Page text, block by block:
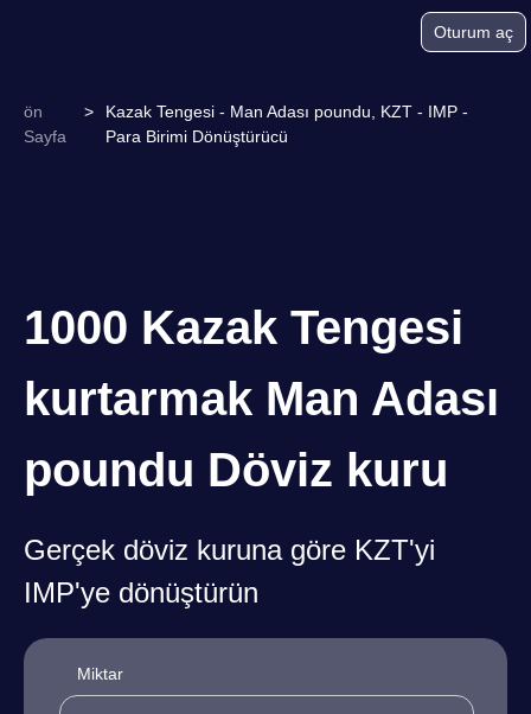
Oturum aç
ön
Sayfa
>
Kazak Tengesi - Man Adası poundu, KZT - IMP -
Para Birimi Dönüştürücü
1000 Kazak Tengesi
kurtarmak Man Adası
poundu Döviz kuru
Gerçek döviz kuruna göre KZT'yi
IMP'ye dönüştürün
Miktar